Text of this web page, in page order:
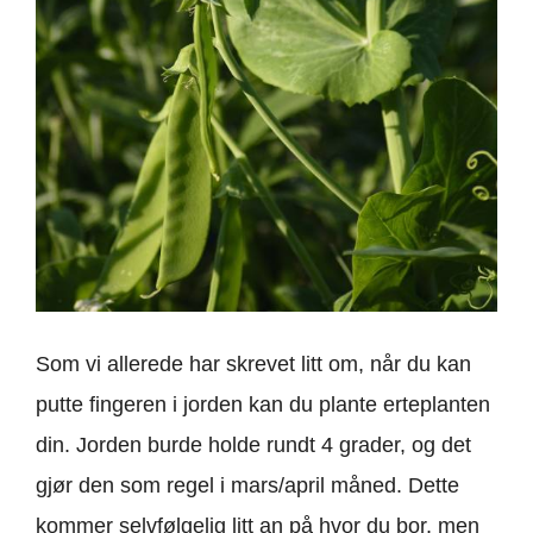
Som vi allerede har skrevet litt om, når du kan
putte fingeren i jorden kan du plante erteplanten
din. Jorden burde holde rundt 4 grader, og det
gjør den som regel i mars/april måned. Dette
kommer selvfølgelig litt an på hvor du bor, men